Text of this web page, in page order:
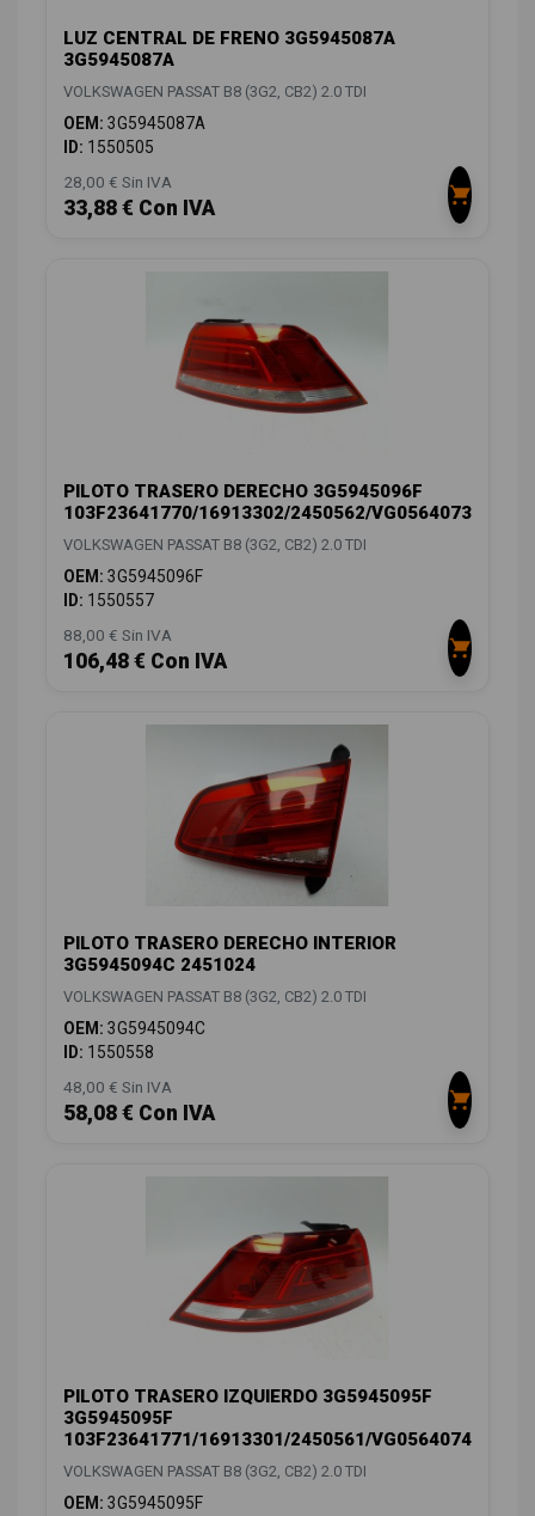
LUZ CENTRAL DE FRENO 3G5945087A
3G5945087A
VOLKSWAGEN PASSAT B8 (3G2, CB2) 2.0 TDI
OEM: 3G5945087A
ID: 1550505
28,00 € Sin IVA
33,88 € Con IVA
PILOTO TRASERO DERECHO 3G5945096F
103F23641770/16913302/2450562/VG0564073
VOLKSWAGEN PASSAT B8 (3G2, CB2) 2.0 TDI
OEM: 3G5945096F
ID: 1550557
88,00 € Sin IVA
106,48 € Con IVA
PILOTO TRASERO DERECHO INTERIOR
3G5945094C 2451024
VOLKSWAGEN PASSAT B8 (3G2, CB2) 2.0 TDI
OEM: 3G5945094C
ID: 1550558
48,00 € Sin IVA
58,08 € Con IVA
PILOTO TRASERO IZQUIERDO 3G5945095F
3G5945095F
103F23641771/16913301/2450561/VG0564074
VOLKSWAGEN PASSAT B8 (3G2, CB2) 2.0 TDI
OEM: 3G5945095F